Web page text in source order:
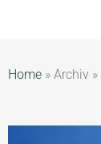
Home » Archiv »